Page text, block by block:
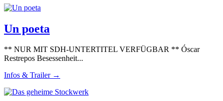
Un poeta
** NUR MIT SDH-UNTERTITEL VERFÜGBAR ** Óscar
Restrepos Besessenheit...
Infos & Trailer →